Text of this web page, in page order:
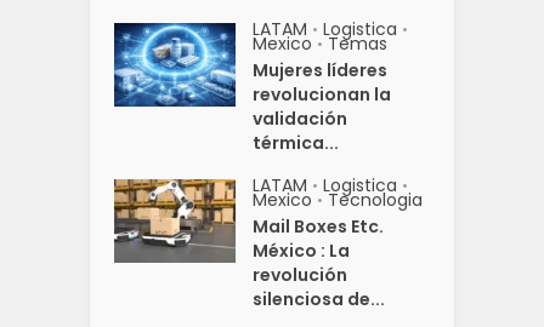
LATAM • Logistica •
Mexico • Temas
Mujeres líderes
revolucionan la
validación
térmica...
LATAM • Logistica •
Mexico • Tecnologia
Mail Boxes Etc.
México : La
revolución
silenciosa de...